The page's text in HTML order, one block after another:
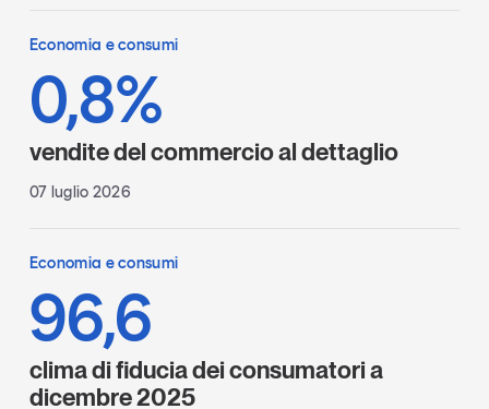
Economia e consumi
0,8%
vendite del commercio al dettaglio
07 luglio 2026
Economia e consumi
96,6
clima di fiducia dei consumatori a
dicembre 2025